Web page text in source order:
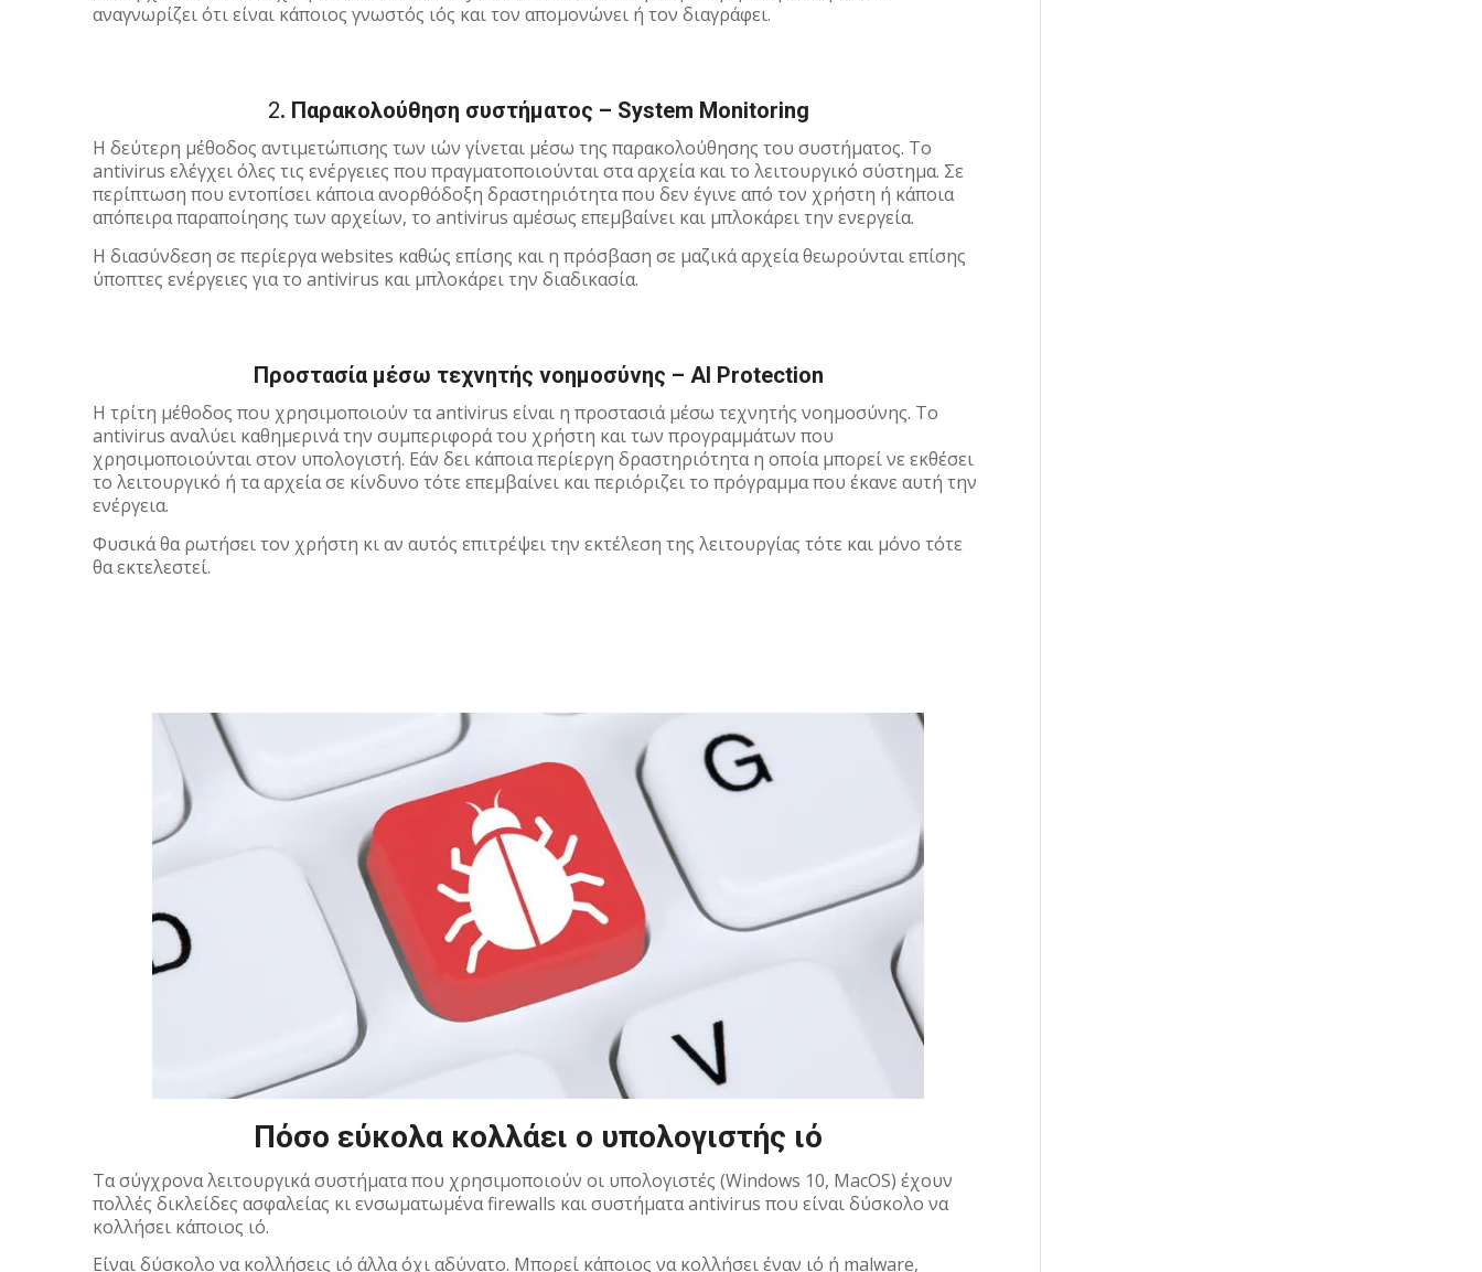
αναγνωρίζει ότι είναι κάποιος γνωστός ιός και τον απομονώνει ή τον διαγράφει.
2. Παρακολούθηση συστήματος – System Monitoring
Η δεύτερη μέθοδος αντιμετώπισης των ιών γίνεται μέσω της παρακολούθησης του συστήματος. Το
antivirus ελέγχει όλες τις ενέργειες που πραγματοποιούνται στα αρχεία και το λειτουργικό σύστημα. Σε
περίπτωση που εντοπίσει κάποια ανορθόδοξη δραστηριότητα που δεν έγινε από τον χρήστη ή κάποια
απόπειρα παραποίησης των αρχείων, το antivirus αμέσως επεμβαίνει και μπλοκάρει την ενεργεία.
Η διασύνδεση σε περίεργα websites καθώς επίσης και η πρόσβαση σε μαζικά αρχεία θεωρούνται επίσης
ύποπτες ενέργειες για το antivirus και μπλοκάρει την διαδικασία.
Προστασία μέσω τεχνητής νοημοσύνης – AI Protection
Η τρίτη μέθοδος που χρησιμοποιούν τα antivirus είναι η προστασιά μέσω τεχνητής νοημοσύνης. Το
antivirus αναλύει καθημερινά την συμπεριφορά του χρήστη και των προγραμμάτων που
χρησιμοποιούνται στον υπολογιστή. Εάν δει κάποια περίεργη δραστηριότητα η οποία μπορεί νε εκθέσει
το λειτουργικό ή τα αρχεία σε κίνδυνο τότε επεμβαίνει και περιόριζει το πρόγραμμα που έκανε αυτή την
ενέργεια.
Φυσικά θα ρωτήσει τον χρήστη κι αν αυτός επιτρέψει την εκτέλεση της λειτουργίας τότε και μόνο τότε
θα εκτελεστεί.
Πόσο εύκολα κολλάει ο υπολογιστής ιό
Τα σύγχρονα λειτουργικά συστήματα που χρησιμοποιούν οι υπολογιστές (Windows 10, MacOS) έχουν
πολλές δικλείδες ασφαλείας κι ενσωματωμένα firewalls και συστήματα antivirus που είναι δύσκολο να
κολλήσει κάποιος ιό.
Είναι δύσκολο να κολλήσεις ιό άλλα όχι αδύνατο. Μπορεί κάποιος να κολλήσει έναν ιό ή malware,